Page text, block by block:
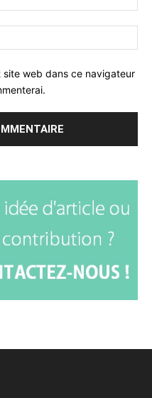
site web dans ce navigateur